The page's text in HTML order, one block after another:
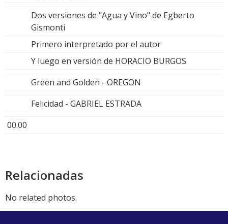
Dos versiones de "Agua y Vino" de Egberto
Gismonti
Primero interpretado por el autor
Y luego en versión de HORACIO BURGOS
Green and Golden - OREGON
Felicidad - GABRIEL ESTRADA
00.00
Relacionadas
No related photos.